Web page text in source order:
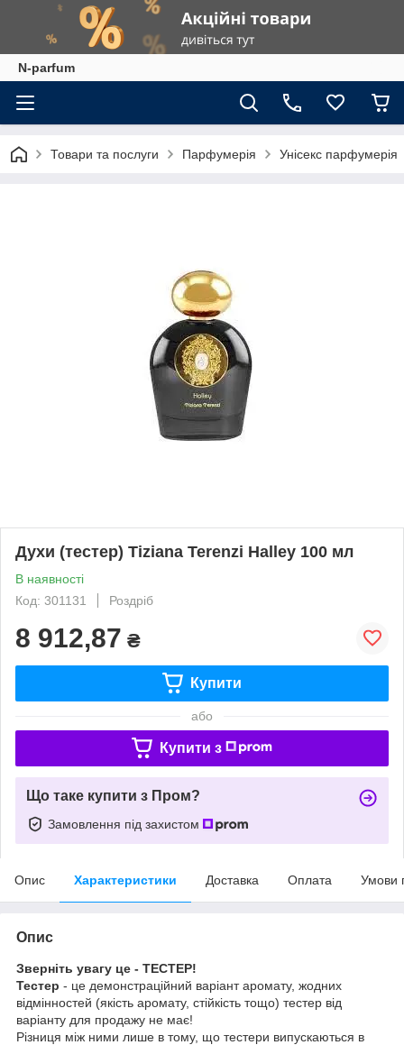
N-parfum
Товари та послуги Парфумерія Унісекс парфумерія
Духи (тестер) Tiziana Terenzi Halley 100 мл
В наявності
Код: 301131
Роздріб
8 912,87 ₴
Купити
або
Купити з
Що таке купити з Пром?
Замовлення під захистом
Опис Характеристики Доставка Оплата Умови
Опис
Зверніть увагу це - ТЕСТЕР!
Тестер - це демонстраційний варіант аромату, жодних
відмінностей (якість аромату, стійкість тощо) тестер від
варіанту для продажу не має!
Різниця між ними лише в тому, що тестери випускаються в